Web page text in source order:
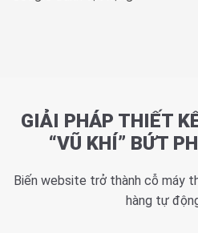
GIẢI PHÁP THIẾT
“VŨ KHÍ” BỨT
Biến website trở thành cỗ máy
hàng tự